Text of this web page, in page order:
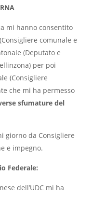
mi hanno consentito
comunale e
(Deputato e
per poi
(Consigliere
che mi ha permesso
sfumature del
giorno da Consigliere
e impegno.
Federale:
dell’UDC mi ha